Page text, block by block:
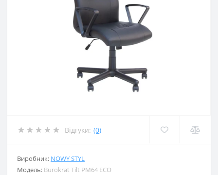
Відгуки: (0)
Виробник: NOWY STYL
Модель: Burokrat Tilt PM64 ECO